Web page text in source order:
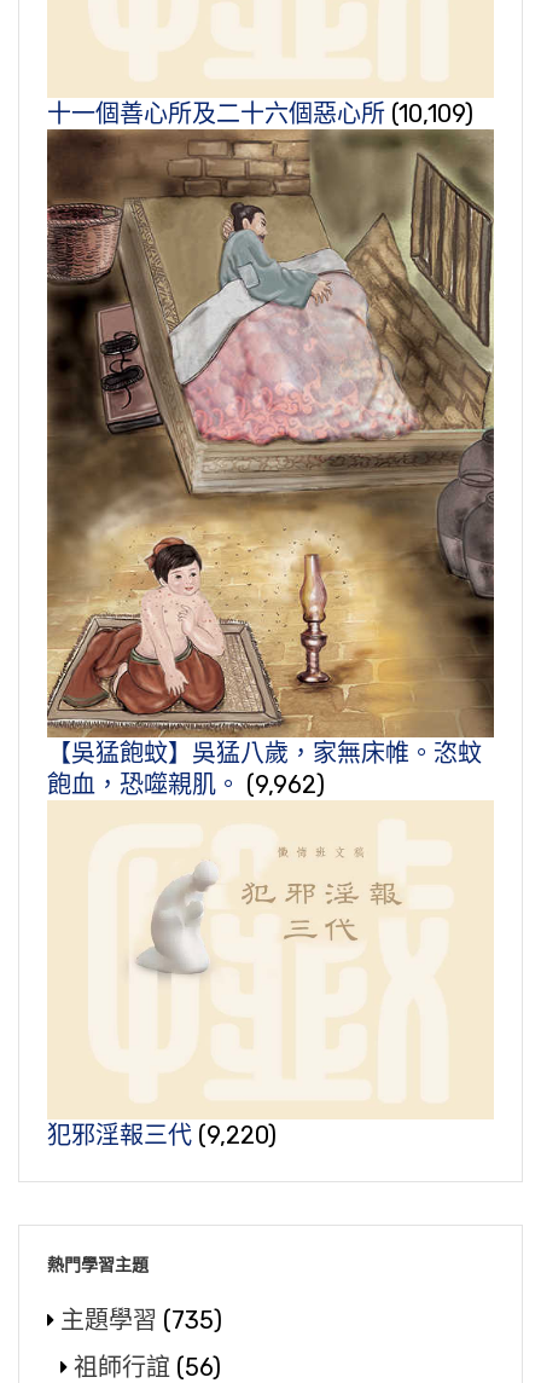
十一個善心所及二十六個惡心所 (10,109)
【吳猛飽蚊】吳猛八歲，家無床帷。恣蚊
飽血，恐噬親肌。 (9,962)
犯邪淫報三代 (9,220)
熱門學習主題
主題學習 (735)
祖師行誼 (56)